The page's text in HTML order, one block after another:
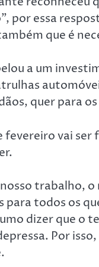
por essa
que é
a um
quer para
fevereiro vai ser
trabalho,
para todos os
dizer que o
Por